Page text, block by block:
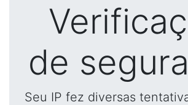
de
Seu IP fez diversas